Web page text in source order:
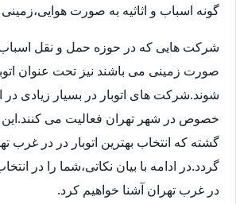
گونه اسباب و اثاثیه به صورت
شرکت هایی که در حوزه حمل و نقل اسباب و
صورت زمینی می باشند نیز تحت عنوان
شوند.شرکت های اتوبار در بسیار زیادی در
خصوص در شهر تهران فعالیت می
گشته که انتخاب بهترین اتوبار در در غرب
گردد.در ادامه با بیان نکاتی،شما را در
در غرب تهران آشنا خواهیم کرد.